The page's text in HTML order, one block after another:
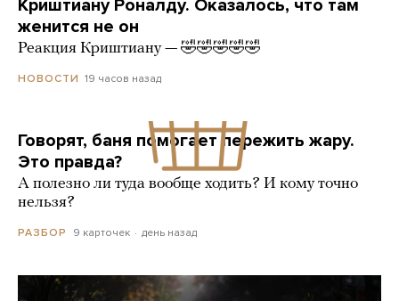
Криштиану Роналду. Оказалось, что там
женится не он
Реакция Криштиану — 🤣🤣🤣🤣🤣
НОВОСТИ 19 часов назад
Говорят, баня помогает пережить жару.
Это правда?
А полезно ли туда вообще ходить? И кому точно
нельзя?
РАЗБОР 9 карточек день назад